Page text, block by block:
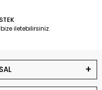
iletebilirsiniz.